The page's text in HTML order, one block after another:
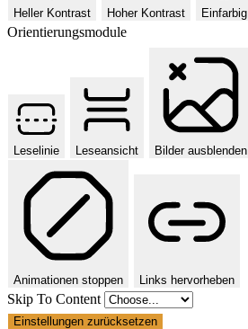
Heller Kontrast Hoher Kontrast Einfarbig
Orientierungsmodule
Leselinie Leseansicht Bilder ausblenden
Animationen stoppen Links hervorheben
Skip To Content
Einstellungen zurücksetzen